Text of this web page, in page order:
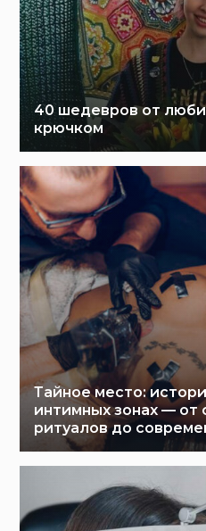
40 шедевров от
крючком
Тайное место:
интимных зонах — от
ритуалов до